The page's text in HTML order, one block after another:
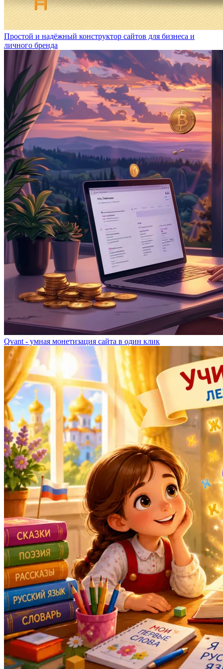
Простой и надёжный конструктор сайтов для бизнеса и
личного бренда
Qvant - умная монетизация сайта в один клик